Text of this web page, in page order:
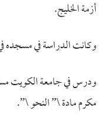
أزمة الخليج.
وكانت الدراسة في مسجده
ودرس في جامعة الكويت
مكرم مادة \” النحو \”.